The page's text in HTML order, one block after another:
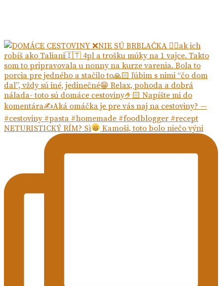
NETURISTICKÝ RÍM? Sì Kamoši, toto bolo niečo výni